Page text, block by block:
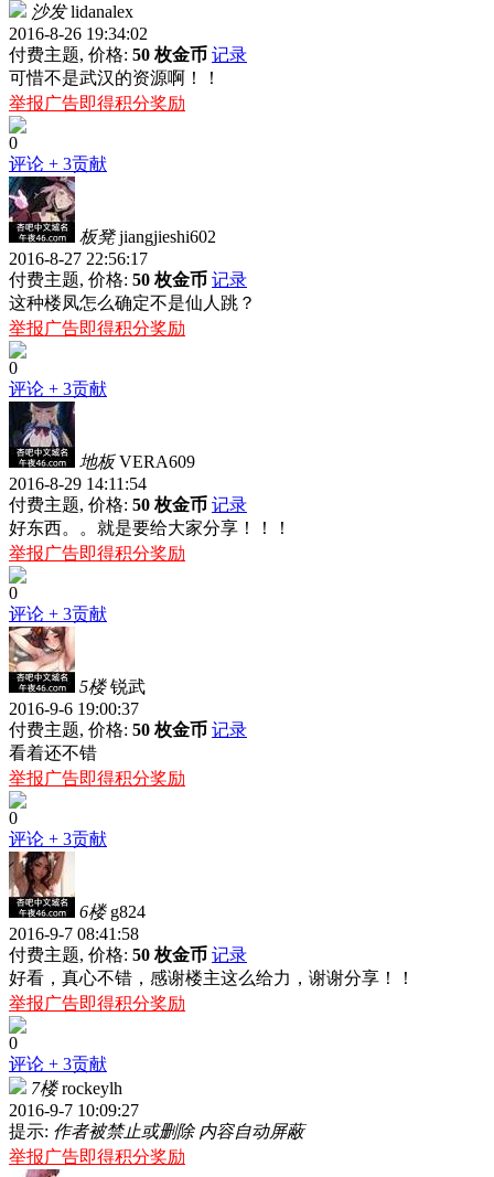
沙发 lidanalex
2016-8-26 19:34:02
付费主题, 价格: 50 枚金币 记录
可惜不是武汉的资源啊！！
举报广告即得积分奖励
0
评论 + 3贡献
板凳 jiangjieshi602
2016-8-27 22:56:17
付费主题, 价格: 50 枚金币 记录
这种楼凤怎么确定不是仙人跳？
举报广告即得积分奖励
0
评论 + 3贡献
地板 VERA609
2016-8-29 14:11:54
付费主题, 价格: 50 枚金币 记录
好东西。。就是要给大家分享！！！
举报广告即得积分奖励
0
评论 + 3贡献
5楼 锐武
2016-9-6 19:00:37
付费主题, 价格: 50 枚金币 记录
看着还不错
举报广告即得积分奖励
0
评论 + 3贡献
6楼 g824
2016-9-7 08:41:58
付费主题, 价格: 50 枚金币 记录
好看，真心不错，感谢楼主这么给力，谢谢分享！！
举报广告即得积分奖励
0
评论 + 3贡献
7楼 rockeylh
2016-9-7 10:09:27
提示: 作者被禁止或删除 内容自动屏蔽
举报广告即得积分奖励